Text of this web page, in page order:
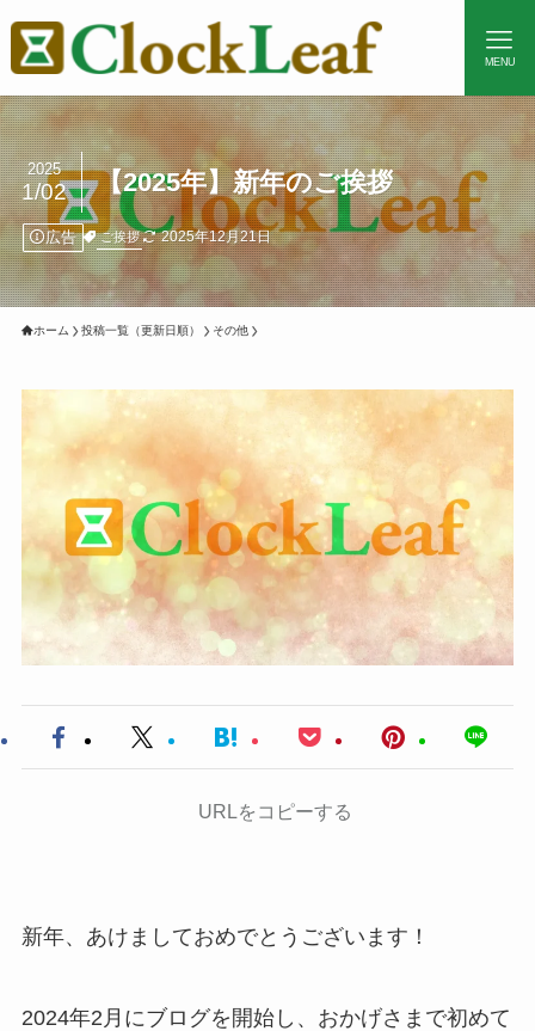
MENU
【2025年】新年のご挨拶
2025
1/02
広告 ご挨拶 2025年12月21日
ホーム 投稿一覧（更新日順） その他
URLをコピーする
新年、あけましておめでとうございます！
2024年2月にブログを開始し、おかげさまで初めて